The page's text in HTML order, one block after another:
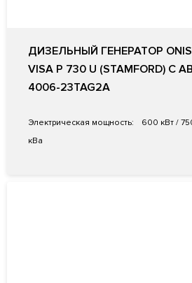
ДИЗЕЛЬНЫЙ ГЕНЕРАТОР ONIS
VISA P 730 U (STAMFORD) С
4006-23TAG2A
Электрическая мощность:
600 кВт /
кВа